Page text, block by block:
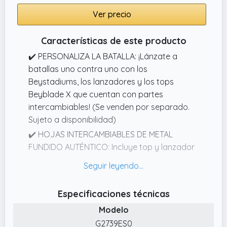
Ver precio
Características de este producto
✔️ PERSONALIZA LA BATALLA: ¡Lánzate a
batallas uno contra uno con los
Beystadiums, los lanzadores y los tops
Beyblade X que cuentan con partes
intercambiables! (Se venden por separado.
Sujeto a disponibilidad)
✔️ HOJAS INTERCAMBIABLES DE METAL
FUNDIDO AUTÉNTICO: Incluye top y lanzador
Rudder Phoenix 470LF de rotación derecha y
La hoja retiene a los oponentes y el piñón
tiene un gran poder de aceleración
✔️ PIEZAS FÁCILES DE ENSAMBLAR: La hoja, el
Especificaciones técnicas
Modelo
G2739ES0